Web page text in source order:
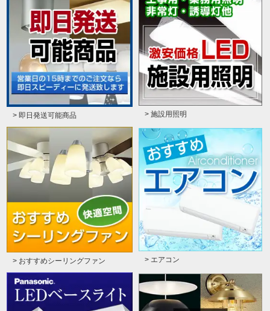
> 即日発送可能商品 > 施設用照明
> おすすめシーリングファン > エアコン